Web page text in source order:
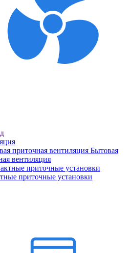
Бытовая
вентиляция
приточные установки